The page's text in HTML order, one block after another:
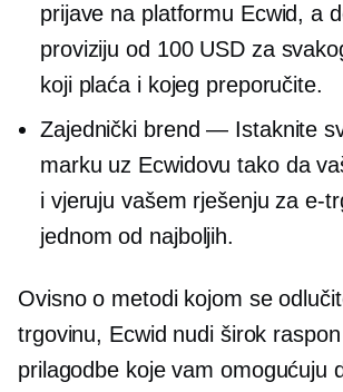
prijave na platformu Ecwid, a
proviziju od 100 USD za
koji plaća i kojeg preporučite.
Zajednički brend — Istaknite
marku uz Ecwidovu tako da
i vjeruju vašem rješenju za e-
jednom od najboljih.
Ovisno o metodi kojom se
trgovinu, Ecwid nudi širok
prilagodbe koje vam omogućuju